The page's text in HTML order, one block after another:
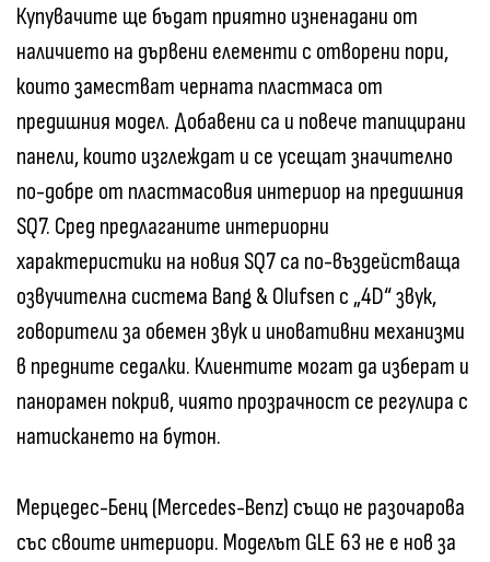
Купувачите ще бъдат приятно изненадани от
наличието на дървени елементи с отворени пори,
които заместват черната пластмаса от
предишния модел. Добавени са и повече тапицирани
панели, които изглеждат и се усещат значително
по-добре от пластмасовия интериор на предишния
SQ7. Сред предлаганите интериорни
характеристики на новия SQ7 са по-въздействаща
озвучителна система Bang & Olufsen с „4D“ звук,
говорители за обемен звук и иновативни механизми
в предните седалки. Клиентите могат да изберат и
панорамен покрив, чиято прозрачност се регулира с
натискането на бутон.
Мерцедес-Бенц (Mercedes-Benz) също не разочарова
със своите интериори. Моделът GLE 63 не е нов за